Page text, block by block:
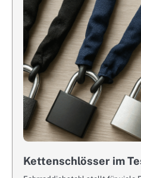
Kettenschlösser im